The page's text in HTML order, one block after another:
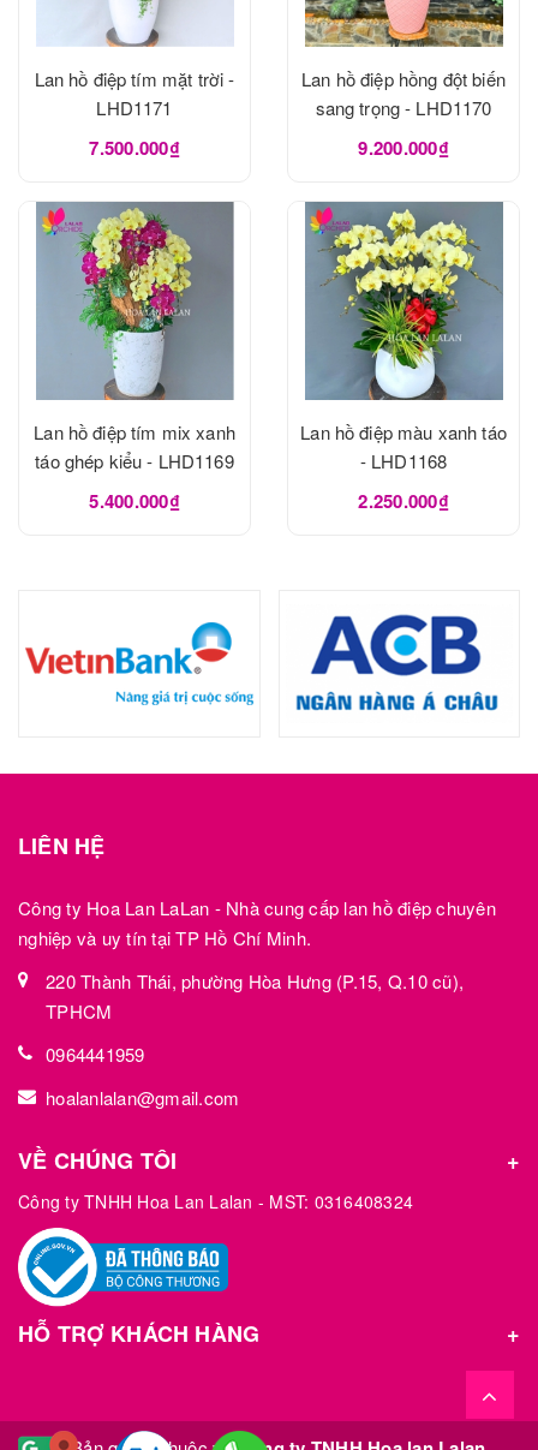
Lan hồ điệp tím mặt trời -
LHD1171
7.500.000₫
Lan hồ điệp hồng đột biến
sang trọng - LHD1170
9.200.000₫
Lan hồ điệp tím mix xanh
táo ghép kiểu - LHD1169
5.400.000₫
Lan hồ điệp màu xanh táo
- LHD1168
2.250.000₫
LIÊN HỆ
Công ty Hoa Lan LaLan - Nhà cung cấp lan hồ điệp chuyên
nghiệp và uy tín tại TP Hồ Chí Minh.
220 Thành Thái, phường Hòa Hưng (P.15, Q.10 cũ),
TPHCM
0964441959
hoalanlalan@gmail.com
VỀ CHÚNG TÔI
Công ty TNHH Hoa Lan Lalan - MST: 0316408324
HỖ TRỢ KHÁCH HÀNG